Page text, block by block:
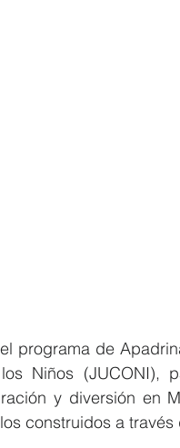
programa de
Niños (JUCONI),
y diversión en
construidos a través